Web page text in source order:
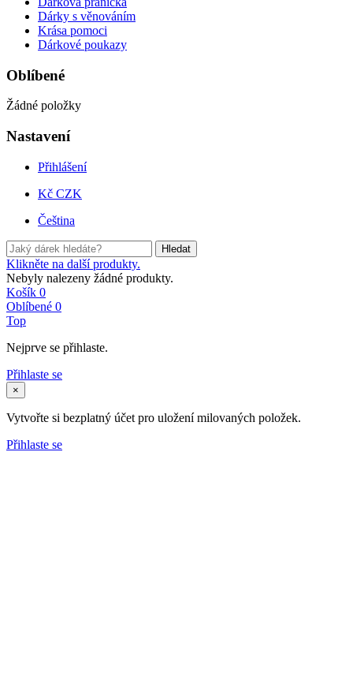
Dárky s věnováním
Krása pomoci
Dárkové poukazy
Oblíbené
Žádné položky
Nastavení
Přihlášení
Kč CZK
Čeština
Hledat
Klikněte na další produkty.
Nebyly nalezeny žádné produkty.
Košík 0
Oblíbené 0
Top
Nejprve se přihlaste.
Přihlaste se
×
Vytvořte si bezplatný účet pro uložení milovaných položek.
Přihlaste se